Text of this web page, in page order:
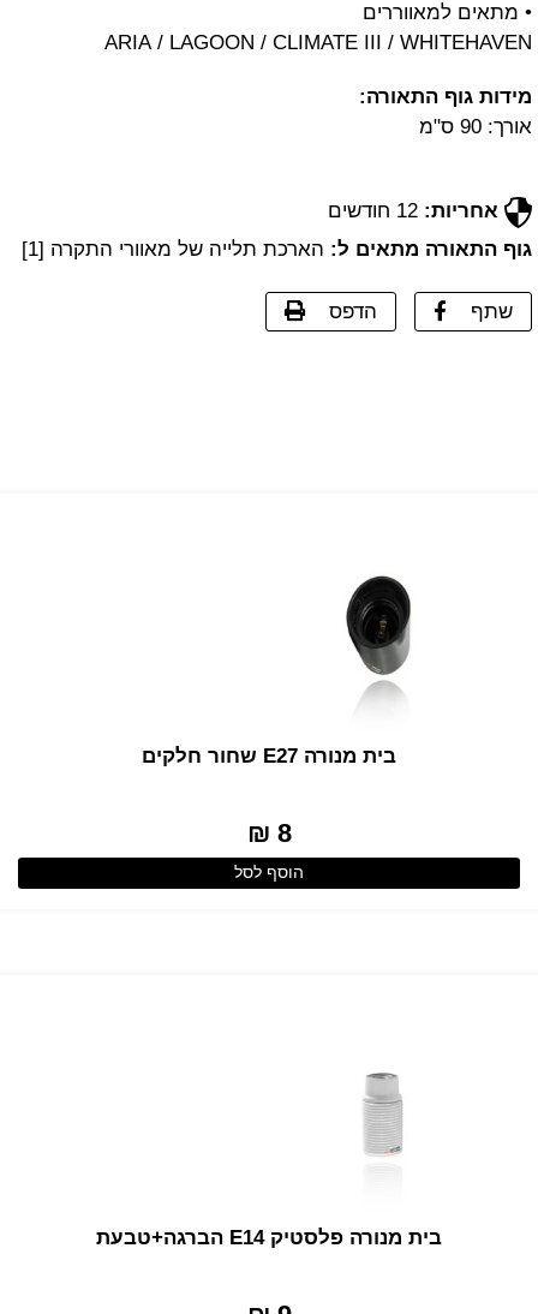
• מתאים למאווררים
ARIA/ LAGOON / CLIMATE III / WHITEHAVEN
מידות גוף התאורה:
אורך: 90 ס"מ
אחריות:
גוף התאורה מתאים ל: הארכת תלייה של מאוורי התקרה [1]
שתף הדפס
בית מנורה E27 שחור חלקים
8 ₪
הוסף לסל
בית מנורה פלסטיק E14 הברגה+טבעת